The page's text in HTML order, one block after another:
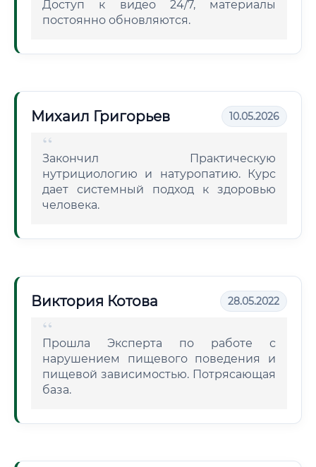
Доступ к видео 24/7, материалы
постоянно обновляются.
Михаил Григорьев 10.05.2026
Закончил Практическую
нутрициологию и натуропатию. Курс
дает системный подход к здоровью
человека.
Виктория Котова 28.05.2022
Прошла Эксперта по работе с
нарушением пищевого поведения и
пищевой зависимостью. Потрясающая
база.